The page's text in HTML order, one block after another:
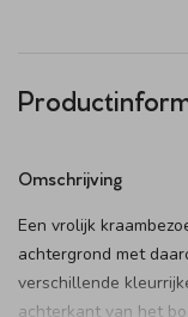
Omschrijving
Een vrolijk
achtergrond met
verschillende
achterkant van het